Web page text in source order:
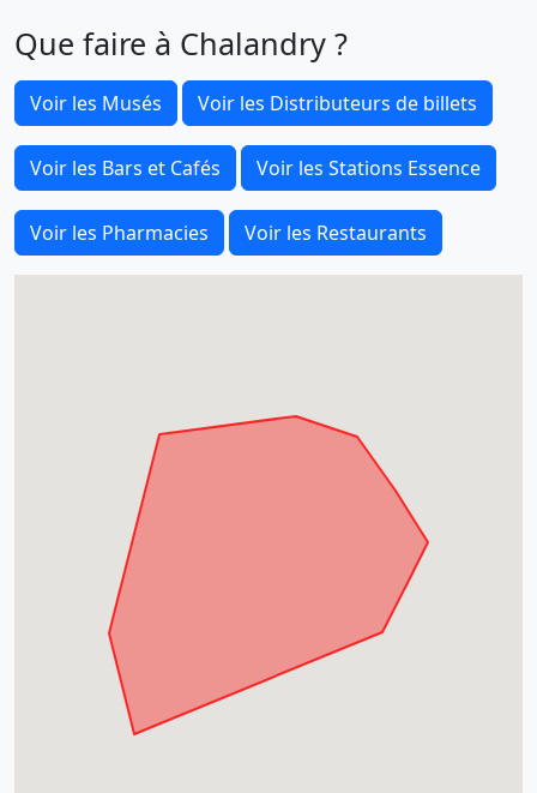
Que faire à Chalandry ?
Voir les Musés Voir les Distributeurs de billets
Voir les Bars et Cafés Voir les Stations Essence
Voir les Pharmacies Voir les Restaurants